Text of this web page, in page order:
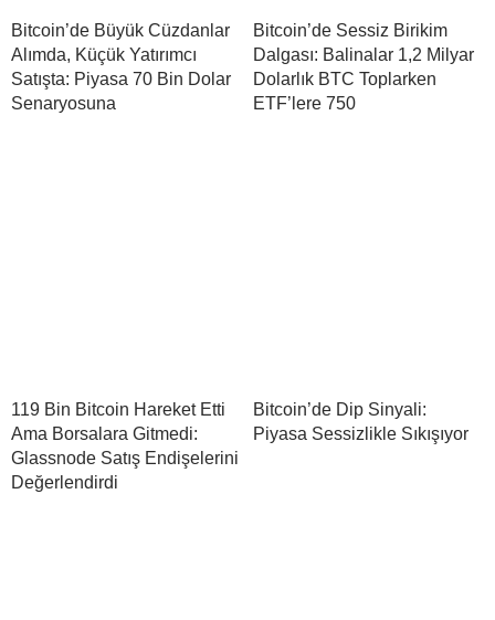
Bitcoin’de Büyük Cüzdanlar
Alımda, Küçük Yatırımcı
Satışta: Piyasa 70 Bin Dolar
Senaryosuna
Bitcoin’de Sessiz Birikim
Dalgası: Balinalar 1,2 Milyar
Dolarlık BTC Toplarken
ETF’lere 750
119 Bin Bitcoin Hareket Etti
Ama Borsalara Gitmedi:
Glassnode Satış Endişelerini
Değerlendirdi
Bitcoin’de Dip Sinyali:
Piyasa Sessizlikle Sıkışıyor